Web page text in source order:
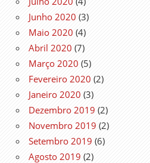
Junho 2020 (3)
Maio 2020 (4)
Abril 2020 (7)
Março 2020 (5)
Fevereiro 2020 (2)
Janeiro 2020 (3)
Dezembro 2019 (2)
Novembro 2019 (2)
Setembro 2019 (6)
Agosto 2019 (2)